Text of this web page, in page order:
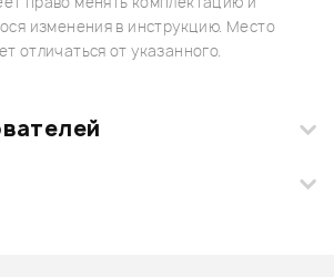
изменения в инструкцию. Место
отличаться от указанного.
купленного товара и получите